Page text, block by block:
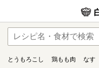
とうもろこし 鶏もも肉 なす